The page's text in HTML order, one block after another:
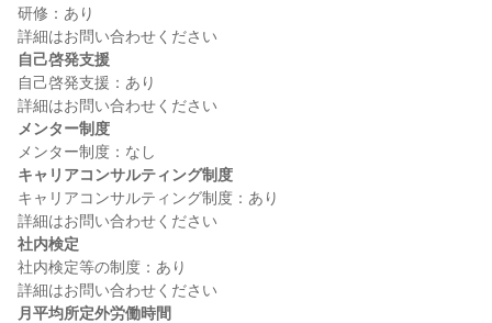
研修：あり
自己啓発支援
自己啓発支援：あり
メンター制度
キャリアコンサルティング制度
キャリアコンサルティング制度：あり
社内検定
社内検定等の制度：あり
月平均所定外労働時間